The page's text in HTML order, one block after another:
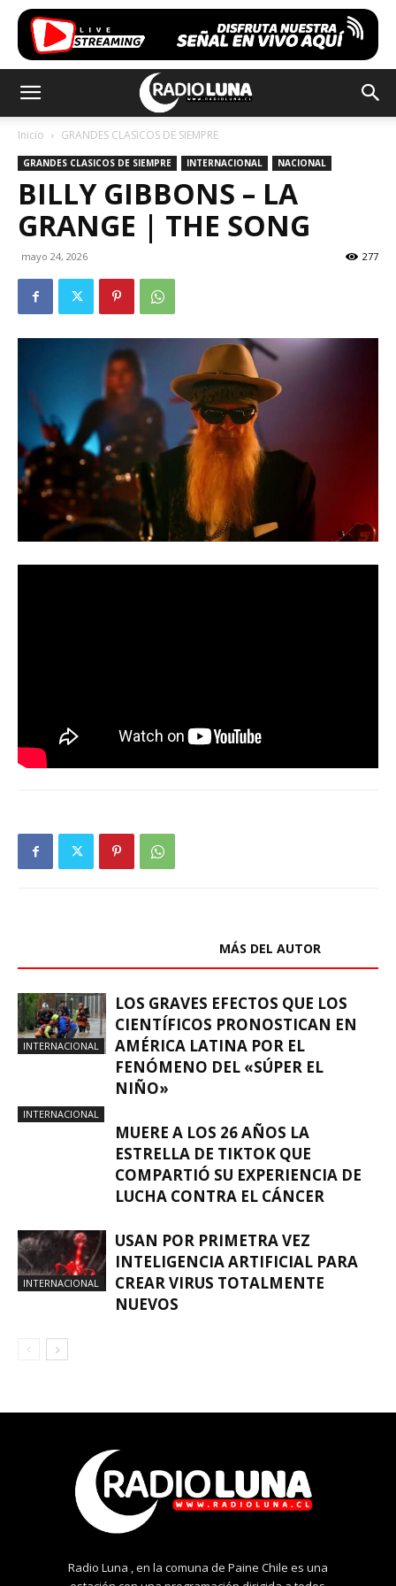
Inicio GRANDES CLASICOS DE SIEMPRE
GRANDES CLASICOS DE SIEMPRE INTERNACIONAL NACIONAL
BILLY GIBBONS – LA
GRANGE | THE SONG
mayo 24, 2026 277
MÁS DEL AUTOR
INTERNACIONAL
LOS GRAVES EFECTOS QUE LOS
CIENTÍFICOS PRONOSTICAN EN
AMÉRICA LATINA POR EL
FENÓMENO DEL «SÚPER EL
NIÑO»
INTERNACIONAL
MUERE A LOS 26 AÑOS LA
ESTRELLA DE TIKTOK QUE
COMPARTIÓ SU EXPERIENCIA DE
LUCHA CONTRA EL CÁNCER
INTERNACIONAL
USAN POR PRIMETRA VEZ
INTELIGENCIA ARTIFICIAL PARA
CREAR VIRUS TOTALMENTE
NUEVOS
Radio Luna , en la comuna de Paine Chile es una